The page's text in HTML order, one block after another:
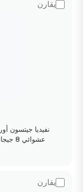
يقارن
يقارن